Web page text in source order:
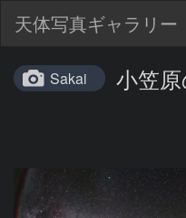
天体写真ギャラリー
Sakai 小笠